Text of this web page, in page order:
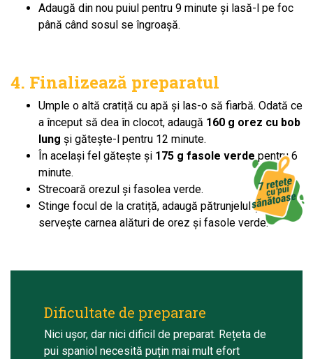
Adaugă din nou puiul pentru 9 minute și lasă-l pe foc
până când sosul se îngroașă.
4. Finalizează preparatul
Umple o altă cratiță cu apă și las-o să fiarbă. Odată ce
a început să dea în clocot, adaugă 160 g orez cu bob
lung și gătește-l pentru 12 minute.
În același fel gătește și 175 g fasole verde pentru 6
minute.
Strecoară orezul și fasolea verde.
Stinge focul de la cratiță, adaugă pătrunjelul și
servește carnea alături de orez și fasole verde.
Dificultate de preparare
Nici ușor, dar nici dificil de preparat. Rețeta de
pui spaniol necesită puțin mai mult efort